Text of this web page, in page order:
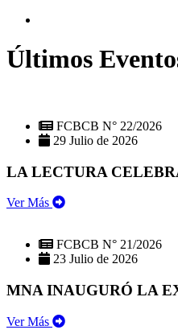
Últimos
FCBCB N° 22/2026
29 Julio de 2026
LA LECTURA
Ver Más
FCBCB N° 21/2026
23 Julio de 2026
MNA INAUGURÓ LA
Ver Más